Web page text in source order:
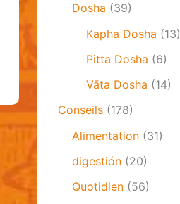
Dosha (39)
Kapha Dosha (13)
Pitta Dosha (6)
Vāta Dosha (14)
Conseils (178)
Alimentation (31)
digestión (20)
Quotidien (56)